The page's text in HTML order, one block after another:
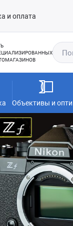
и оплата
Объективы и